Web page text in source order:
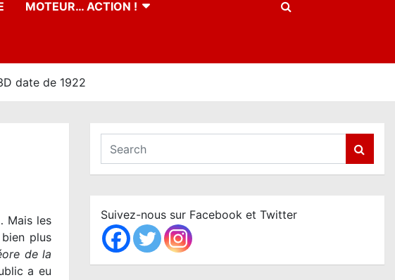
MOTEUR… ACTION !
date de 1922
Mais les
plus
de la
a eu
a
c
h
Suivez-nous sur Facebook et Twitter